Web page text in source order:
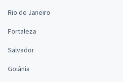
Rio de Janeiro
Fortaleza
Salvador
Goiânia